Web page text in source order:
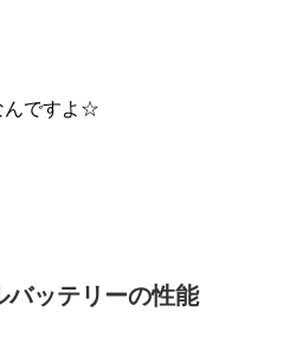
んですよ☆
バッテリーの性能